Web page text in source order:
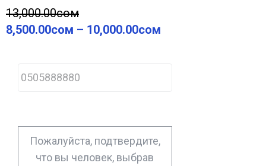
13,000.00сом
8,500.00сом – 10,000.00сом
h
o
*
Пожалуйста, подтвердите,
что вы человек, выбрав